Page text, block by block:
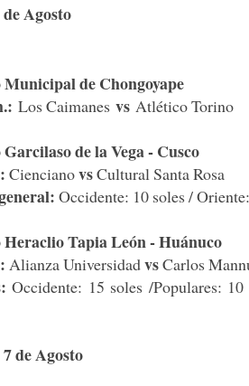
Agosto
de Chongoyape
Los Caimanes vs Atlético Torino
de la Vega - Cusco
CiencianovsCultural Santa Rosa
Occidente: 10 soles /
Tapia León - Huánuco
Alianza UniversidadvsCarlos
Occidente: 15 soles /Populares:
de Agosto